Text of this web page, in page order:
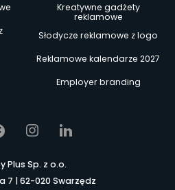
Kreatywne gadżety
reklamowe
Słodycze reklamowe z logo
Reklamowe kalendarze 2027
Employer branding
Plus Sp. z o.o.
7 | 62-020 Swarzędz